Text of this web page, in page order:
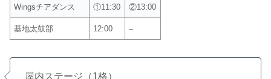
Wingsチアダンス ①11:30 ②13:00
基地太鼓部 12:00 –
屋内ステージ（1格）